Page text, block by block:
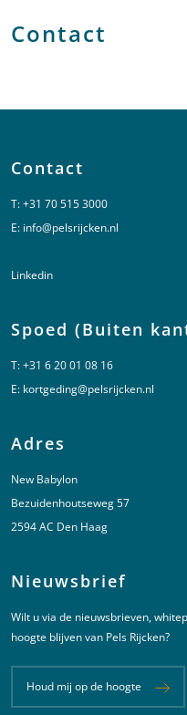
Contact
Contact
T:+31 70 515 3000
E: info@pelsrijcken.nl
Linkedin
Spoed (Buiten
T:+31 6 20 01 08 16
E: kortgeding@pelsrijcken.nl
Adres
New Babylon
Bezuidenhoutseweg 57
2594 AC Den Haag
Nieuwsbrief
Wilt u via de nieuwsbrieven,
hoogte blijven van Pels Rijcken?
Houd mij op de hoogte